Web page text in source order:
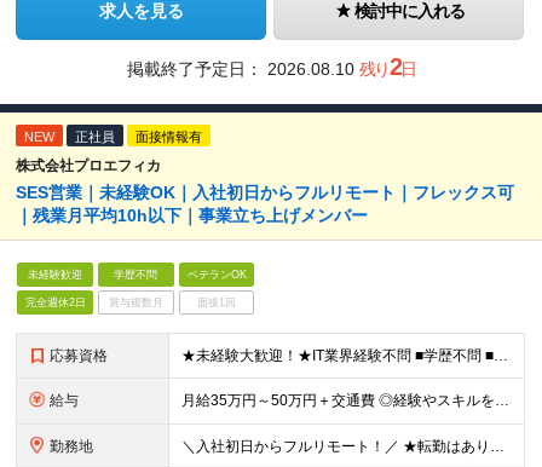
求人を見る 検討中に入れる
掲載終了予定日： 2026.08.10 残り2日
NEW 正社員 面接情報有
株式会社プロエフィカ
SES営業｜未経験OK｜入社初日からフルリモート｜フレックス可
｜残業月平均10h以下｜事業立ち上げメンバー
未経験歓迎 学歴不問 ベテランOK
完全週休2日 賞与複数月 面接1回
応募資格 ★未経験大歓迎！★IT業界経験不問 ■学歴不問 ■未経験OK ★人材業界での経験や、SES経験をお持ちの方は優遇します ≪こんな方は今すぐご応募ください≫ □自由度の高い働き方がしたい □誰かの役
給与 月給35万円～50万円＋交通費 ◎経験やスキルを考慮し、最大限優遇します ◎上記月給は固定残業代月40時間分(月10万9,375～)を含みます。残業時間が超過した場合はその分追加支給します ◎試用期
勤務地 ＼入社初日からフルリモート！／ ★転勤はありません ★お客様先を訪問するときなどは直行直帰可 ■本社 東京都品川区西五反田3丁目15-6 リードシー目黒不動前ビル1-04 ※(変更の範囲)上記を